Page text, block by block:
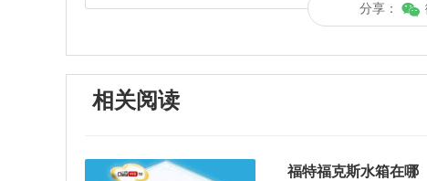
分享：
相关阅读
福特福克斯水箱在哪